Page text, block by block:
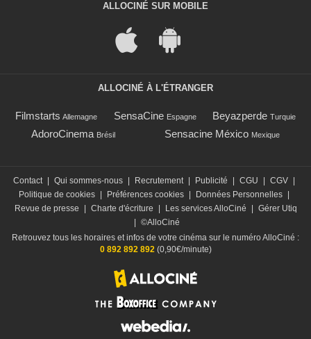
ALLOCINÉ SUR MOBILE
ALLOCINÉ À L'ÉTRANGER
Filmstarts Allemagne SensaCine Espagne Beyazperde Turquie
AdoroCinema Brésil Sensacine México Mexique
Contact Qui sommes-nous Recrutement Publicité CGU CGV
Politique de cookies
Préférences cookies Données Personnelles
Revue de presse
Charte d'écriture Les services AlloCiné
Gérer Utiq
©AlloCiné
Retrouvez tous les horaires et infos de votre cinéma sur le numéro AlloCiné :
0 892 892 892(0,90€/minute)